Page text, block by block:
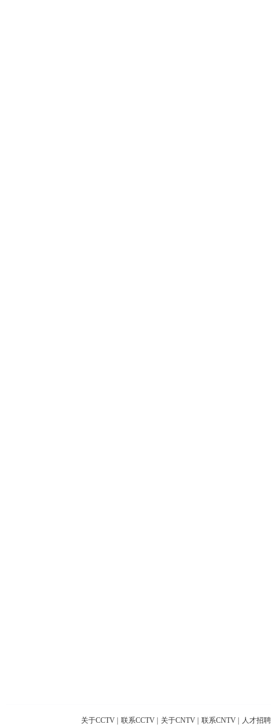
关于CCTV 联系CCTV 关于CNTV 联系CNTV 人才招聘